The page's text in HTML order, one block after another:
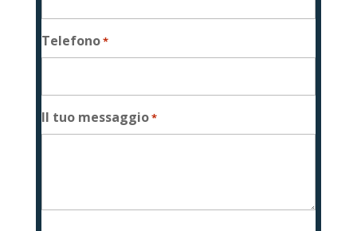
Telefono*
Il tuo messaggio*